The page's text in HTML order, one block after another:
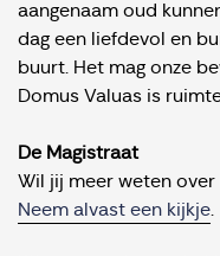
aangenaam oud
dag een liefdevol en
buurt. Het mag onze
Domus Valuas is
De Magistraat
Wil jij meer weten
Neem alvast een kijkje